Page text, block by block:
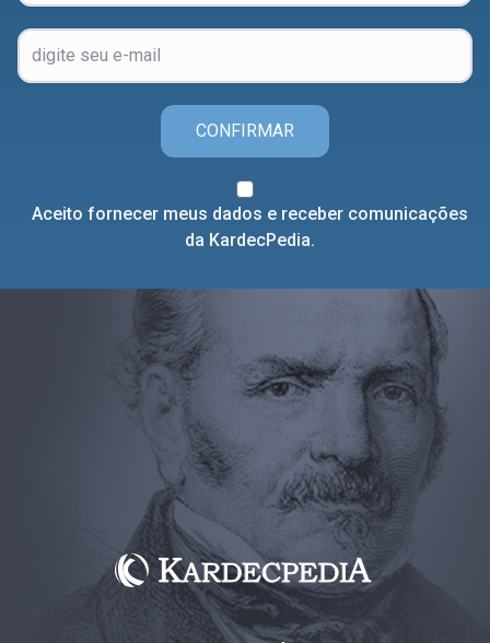
CONFIRMAR
Aceito fornecer meus dados e receber comunicações
da KardecPedia.